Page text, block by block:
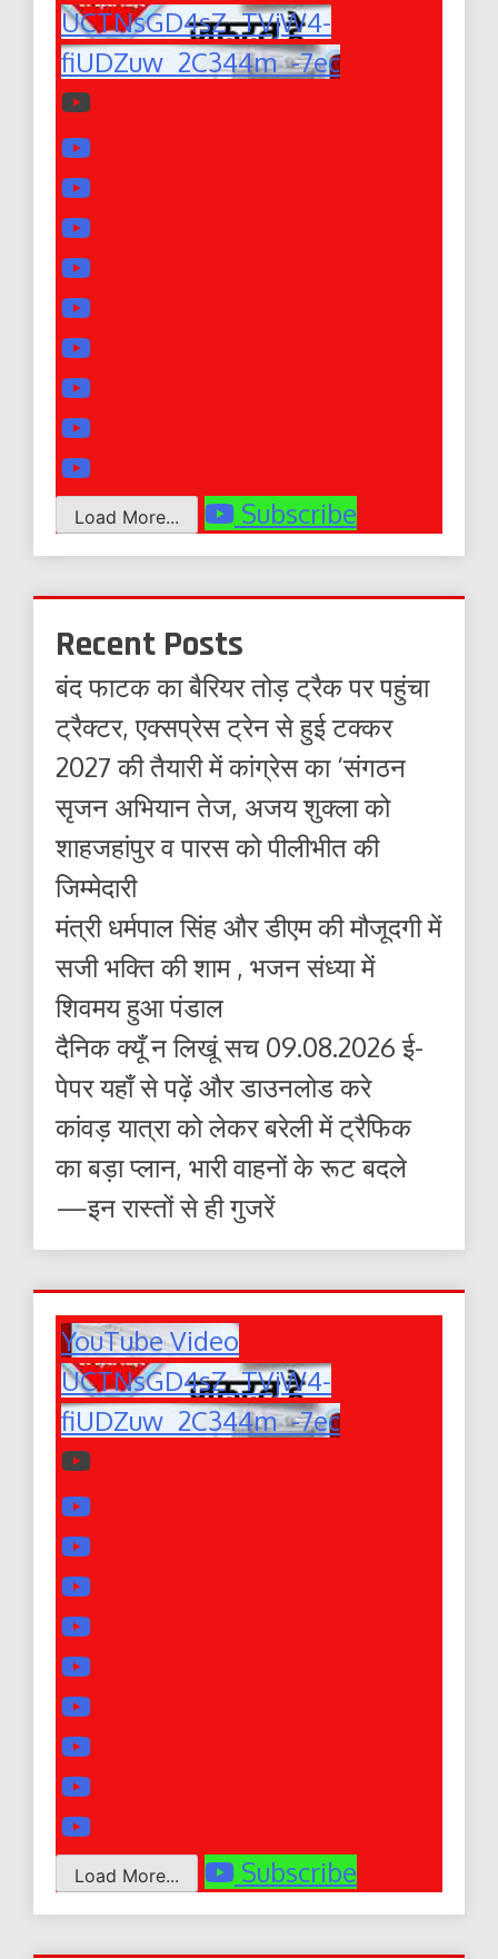
UCTNsGD4sZ_TVjW4-
fiUDZuw_2C344m_-7ec
Load More... Subscribe
Recent Posts
बंद फाटक का बैरियर तोड़ ट्रैक पर पहुंचा
ट्रैक्टर, एक्सप्रेस ट्रेन से हुई टक्कर
2027 की तैयारी में कांग्रेस का ‘संगठन
सृजन अभियान तेज, अजय शुक्ला को
शाहजहांपुर व पारस को पीलीभीत की
जिम्मेदारी
मंत्री धर्मपाल सिंह और डीएम की मौजूदगी में
सजी भक्ति की शाम , भजन संध्या में
शिवमय हुआ पंडाल
दैनिक क्यूँ न लिखूं सच 09.08.2026 ई-
पेपर यहाँ से पढ़ें और डाउनलोड करे
कांवड़ यात्रा को लेकर बरेली में ट्रैफिक
का बड़ा प्लान, भारी वाहनों के रूट बदले
—इन रास्तों से ही गुजरें
YouTube Video
UCTNsGD4sZ_TVjW4-
fiUDZuw_2C344m_-7ec
Load More... Subscribe